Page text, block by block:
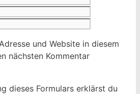
und Website in diesem
nächsten Kommentar
dieses Formulars erklärst du